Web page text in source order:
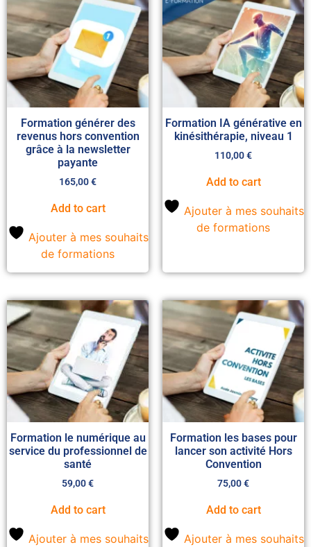
Formation générer des
revenus hors convention
grâce à la newsletter
payante
165,00€
Add to cart
Ajouter à mes souhaits
de formations
Formation IA générative en
kinésithérapie, niveau 1
110,00€
Add to cart
Ajouter à mes souhaits
de formations
Formation le numérique au
service du professionnel de
santé
59,00€
Add to cart
Ajouter à mes souhaits
Formation les bases pour
lancer son activité Hors
Convention
75,00€
Add to cart
Ajouter à mes souhaits